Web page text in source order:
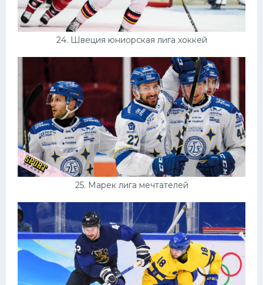
24. Швеция юниорская лига хоккей
25. Марек лига мечтателей